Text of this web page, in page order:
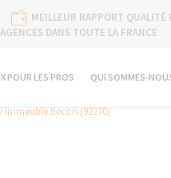
MEILLEUR RAPPORT QUALITÉ
DANS TOUTE LA FRANCE
POUR LES PROS QUI SOMMES-
immeuble bécon (92270)